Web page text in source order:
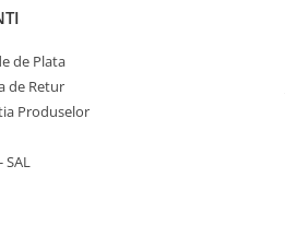
de Plata
de Retur
Produselor
SAL